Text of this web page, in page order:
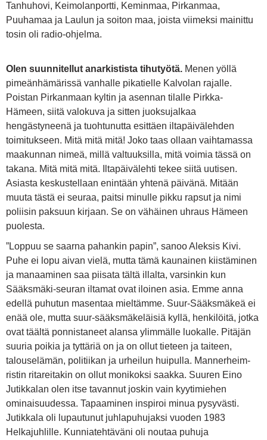
Tanhuhovi, Keimolanportti, Keminmaa, Pirkanmaa,
Puuhamaa ja Laulun ja soiton maa, joista viimeksi mainittu
tosin oli radio-ohjelma.
Olen suunnitellut anarkistista tihutyötä. Menen yöllä
pimeänhämärissä vanhalle pikatielle Kalvolan rajalle.
Poistan Pirkanmaan kyltin ja asennan tilalle Pirkka-
Hämeen, siitä valokuva ja sitten juoksujalkaa
hengästyneenä ja tuohtunutta esittäen iltapäivälehden
toimitukseen. Mitä mitä mitä! Joko taas ollaan vaihtamassa
maakunnan nimeä, millä valtuuksilla, mitä voimia tässä on
takana. Mitä mitä mitä. Iltapäivälehti tekee siitä uutisen.
Asiasta keskustellaan enintään yhtenä päivänä. Mitään
muuta tästä ei seuraa, paitsi minulle pikku rapsut ja nimi
poliisin paksuun kirjaan. Se on vähäinen uhraus Hämeen
puolesta.
”Loppuu se saarna pahankin papin”, sanoo Aleksis Kivi.
Puhe ei lopu aivan vielä, mutta tämä kaunainen kiistäminen
ja manaaminen saa piisata tältä illalta, varsinkin kun
Sääksmäki-seuran iltamat ovat iloinen asia. Emme anna
edellä puhutun masentaa mieltämme. Suur-Sääksmäkeä ei
enää ole, mutta suur-sääksmäkeläisiä kyllä, henkilöitä, jotka
ovat täältä ponnistaneet alansa ylimmälle luokalle. Pitäjän
suuria poikia ja tyttäriä on ja on ollut tieteen ja taiteen,
talouselämän, politiikan ja urheilun huipulla. Mannerheim-
ristin ritareitakin on ollut monikoksi saakka. Suuren Eino
Jutikkalan olen itse tavannut joskin vain kyytimiehen
ominaisuudessa. Tapaaminen inspiroi minua pysyvästi.
Jutikkala oli lupautunut juhlapuhujaksi vuoden 1983
Helkajuhlille. Kunniatehtäväni oli noutaa puhuja